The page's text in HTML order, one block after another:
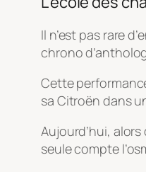
Il n’est pas rare
chrono
Cette
sa Citroën dans
Aujourd’hui,
seule compte